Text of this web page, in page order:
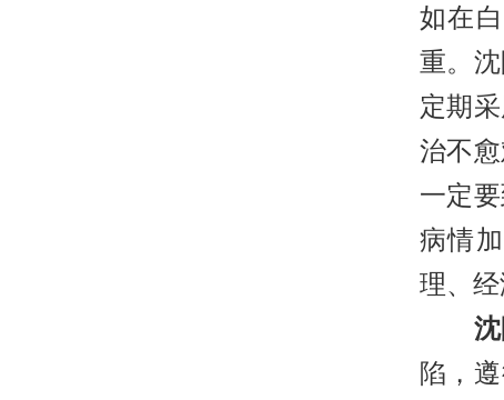
如在
重。
定期
治不
一定
病情
理、经
陷，